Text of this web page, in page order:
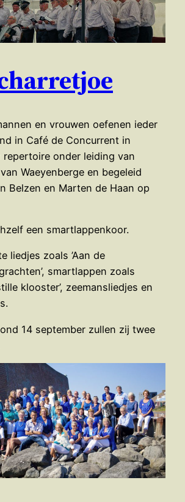
en vrouwen oefenen ieder
in Café de Concurrent in
repertoire onder leiding van
Waeyenberge en begeleid
Belzen en Marten de Haan op
een smartlappenkoor.
liedjes zoals ’Aan de
smartlappen zoals
klooster’, zeemansliedjes en
14 september zullen zij twee